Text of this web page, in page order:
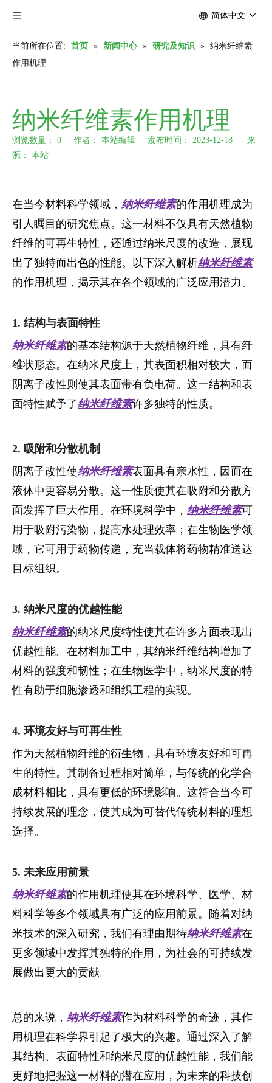
简体中文
当前所在位置: 首页 » 新闻中心 » 研究及知识 » 纳米纤维素
作用机理
纳米纤维素作用机理
浏览数量： 0 作者： 本站编辑 发布时间： 2023-12-18 来
源： 本站
在当今材料科学领域， 纳米纤维素的作用机理成为
引人瞩目的研究焦点。这一材料不仅具有天然植物
纤维的可再生特性，还通过纳米尺度的改造，展现
出了独特而出色的性能。以下深入解析纳米纤维素
的作用机理，揭示其在各个领域的广泛应用潜力。
1. 结构与表面特性
纳米纤维素的基本结构源于天然植物纤维，具有纤
维状形态。在纳米尺度上，其表面积相对较大，而
阴离子改性则使其表面带有负电荷。这一结构和表
面特性赋予了纳米纤维素许多独特的性质。
2. 吸附和分散机制
阴离子改性使纳米纤维素表面具有亲水性，因而在
液体中更容易分散。这一性质使其在吸附和分散方
面发挥了巨大作用。在环境科学中， 纳米纤维素可
用于吸附污染物，提高水处理效率；在生物医学领
域，它可用于药物传递，充当载体将药物精准送达
目标组织。
3. 纳米尺度的优越性能
纳米纤维素的纳米尺度特性使其在许多方面表现出
优越性能。在材料加工中，其纳米纤维结构增加了
材料的强度和韧性；在生物医学中，纳米尺度的特
性有助于细胞渗透和组织工程的实现。
4. 环境友好与可再生性
作为天然植物纤维的衍生物， 具有环境友好和可再
生的特性。其制备过程相对简单，与传统的化学合
成材料相比，具有更低的环境影响。这符合当今可
持续发展的理念，使其成为可替代传统材料的理想
选择。
5. 未来应用前景
纳米纤维素的作用机理使其在环境科学、医学、材
料科学等多个领域具有广泛的应用前景。随着对纳
米技术的深入研究，我们有理由期待纳米纤维素在
更多领域中发挥其独特的作用，为社会的可持续发
展做出更大的贡献。
总的来说， 纳米纤维素作为材料科学的奇迹，其作
用机理在科学界引起了极大的兴趣。通过深入了解
其结构、表面特性和纳米尺度的优越性能，我们能
更好地把握这一材料的潜在应用，为未来的科技创